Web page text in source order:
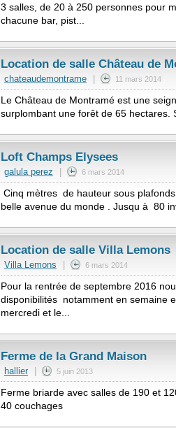
3 salles, de 20 à 250 personnes pour
chacune bar, pist...
Location de salle Château de
chateaudemontrame 11 mars 2014
Le Château de Montramé est une
surplombant une forêt de 65 hectares.
Loft Champs Elysees
galula perez 6 mars 2014
Cinq mètres de hauteur sous
belle avenue du monde . Jusqu à 80
Location de salle Villa Lemons
Villa Lemons 6 mars 2014
Pour la rentrée de septembre 2016
disponibilités notamment en semaine
mercredi et le...
Ferme de la Grand Maison
hallier 5 juin 2013
Ferme briarde avec salles de 190 et
40 couchages